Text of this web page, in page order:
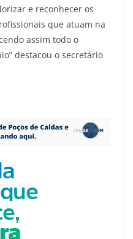
e reconhecer os
que atuam na
assim todo o
destacou o secretário